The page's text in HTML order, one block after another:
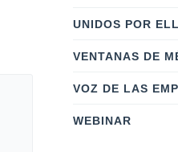
UNIDOS POR
VENTANAS DE
VOZ DE LAS
WEBINAR